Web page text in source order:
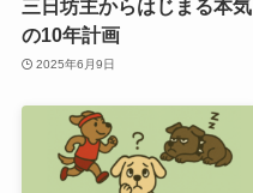
三日坊主からはじまる本気
の10年計画
2025年6月9日